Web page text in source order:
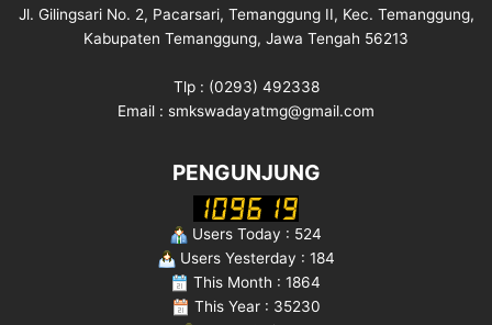
Jl. Gilingsari No. 2, Pacarsari, Temanggung II, Kec. Temanggung,
Kabupaten Temanggung, Jawa Tengah 56213
Tlp : (0293) 492338
Email : smkswadayatmg@gmail.com
PENGUNJUNG
Users Today : 524
Users Yesterday : 184
This Month : 1864
This Year : 35230